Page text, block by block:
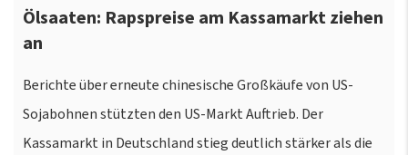
Ölsaaten: Rapspreise am Kassamarkt ziehen
an
Berichte über erneute chinesische Großkäufe von US-
Sojabohnen stützten den US-Markt Auftrieb. Der
Kassamarkt in Deutschland stieg deutlich stärker als die